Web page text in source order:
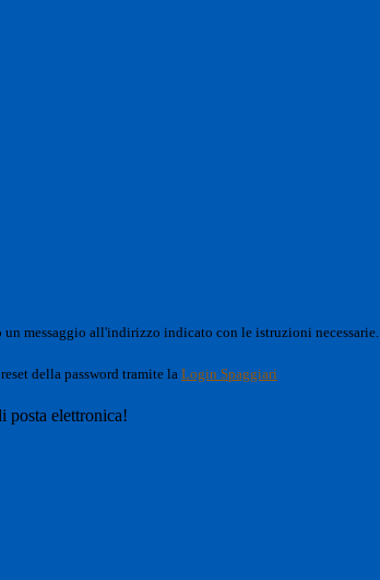
un messaggio all'indirizzo indicato con le istruzioni necessarie.
della password tramite la Login Spaggiari
posta elettronica!